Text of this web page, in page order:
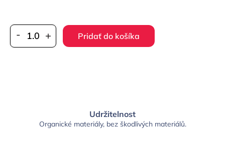
Pridať do košíka
Udržitelnost
Organické materiály, bez škodlivých materiálů.